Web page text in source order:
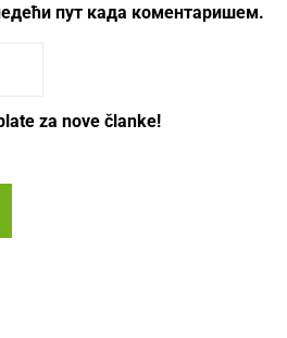
пут када коментаришем.
za nove članke!